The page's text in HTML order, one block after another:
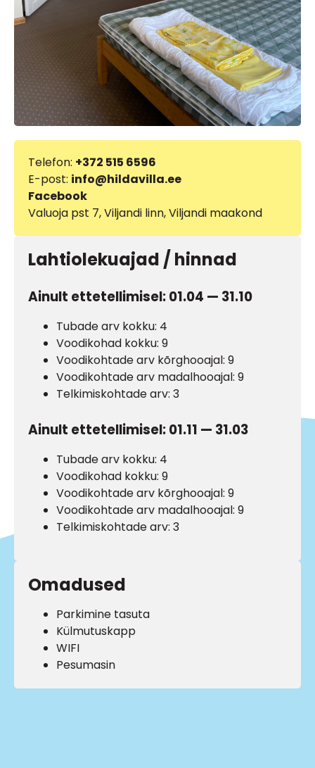
Telefon: +372 515 6596
E-post: info@hildavilla.ee
Facebook
Valuoja pst 7, Viljandi linn, Viljandi maakond
Lahtiolekuajad / hinnad
Ainult ettetellimisel: 01.04 — 31.10
Tubade arv kokku: 4
Voodikohad kokku: 9
Voodikohtade arv kõrghooajal: 9
Voodikohtade arv madalhooajal: 9
Telkimiskohtade arv: 3
Ainult ettetellimisel: 01.11 — 31.03
Tubade arv kokku: 4
Voodikohad kokku: 9
Voodikohtade arv kõrghooajal: 9
Voodikohtade arv madalhooajal: 9
Telkimiskohtade arv: 3
Omadused
Parkimine tasuta
Külmutuskapp
WIFI
Pesumasin